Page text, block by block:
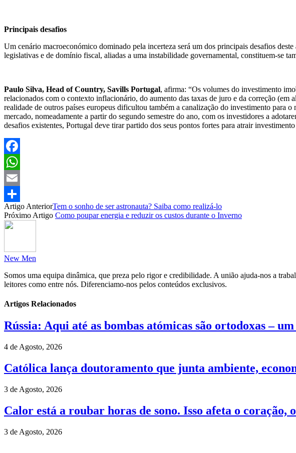
Principais desafios
Um cenário macroeconómico dominado pela incerteza será um dos principais desafios
legislativas e de domínio fiscal, aliadas a uma instabilidade governamental, constituem-se
Paulo Silva, Head of Country, Savills Portugal, afirma: “Os volumes do investimento
relacionados com o contexto inflacionário, do aumento das taxas de juro e da correção
realidade de outros países europeus dificultou também a canalização do investimento para
mercado, nomeadamente a partir do segundo semestre do ano, com os investidores a
desafios existentes, Portugal deve tirar partido dos seus pontos fortes para atrair
Facebook
WhatsApp
Email
Partilhar
Artigo AnteriorTem o sonho de ser astronauta? Saiba como realizá-lo
Próximo Artigo Como poupar energia e reduzir os custos durante o Inverno
New Men
Somos uma equipa dinâmica, que preza pelo rigor e credibilidade. A união ajuda-nos a
leitores como entre nós. Diferenciamo-nos pelos conteúdos exclusivos.
Artigos Relacionados
Rússia: Aqui até as bombas atómicas são ortodoxas –
4 de Agosto, 2026
Católica lança doutoramento que junta ambiente,
3 de Agosto, 2026
Calor está a roubar horas de sono. Isso afeta o coração,
3 de Agosto, 2026